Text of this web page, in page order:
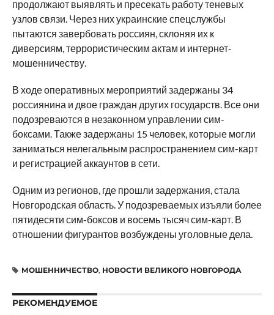
продолжают выявлять и пресекать работу теневых
узлов связи. Через них украинские спецслужбы
пытаются завербовать россиян, склоняя их к
диверсиям, террористическим актам и интернет-
мошенничеству.
В ходе оперативных мероприятий задержаны 34
россиянина и двое граждан других государств. Все они
подозреваются в незаконном управлении сим-
боксами. Также задержаны 15 человек, которые могли
заниматься нелегальным распространением сим-карт
и регистрацией аккаунтов в сети.
Одним из регионов, где прошли задержания, стала
Новгородская область. У подозреваемых изъяли более
пятидесяти сим-боксов и восемь тысяч сим-карт. В
отношении фигурантов возбуждены уголовные дела.
МОШЕННИЧЕСТВО, НОВОСТИ ВЕЛИКОГО НОВГОРОДА
РЕКОМЕНДУЕМОЕ